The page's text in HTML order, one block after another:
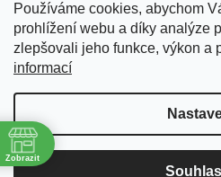
Používáme cookies, abychom
prohlížení webu a díky analýze
zlepšovali jeho funkce, výkon a
informací
Zobrazit